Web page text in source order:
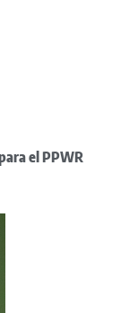
el PPWR